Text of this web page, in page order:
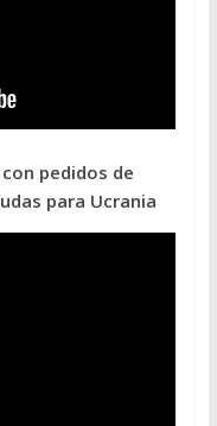
pedidos de
para Ucrania